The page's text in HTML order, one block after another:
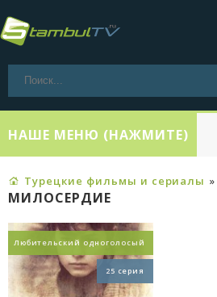
НАШЕ МЕНЮ (НАЖМИТЕ)
Турецкие фильмы и сериалы »
МИЛОСЕРДИЕ
Любительский одноголосый
25 серия